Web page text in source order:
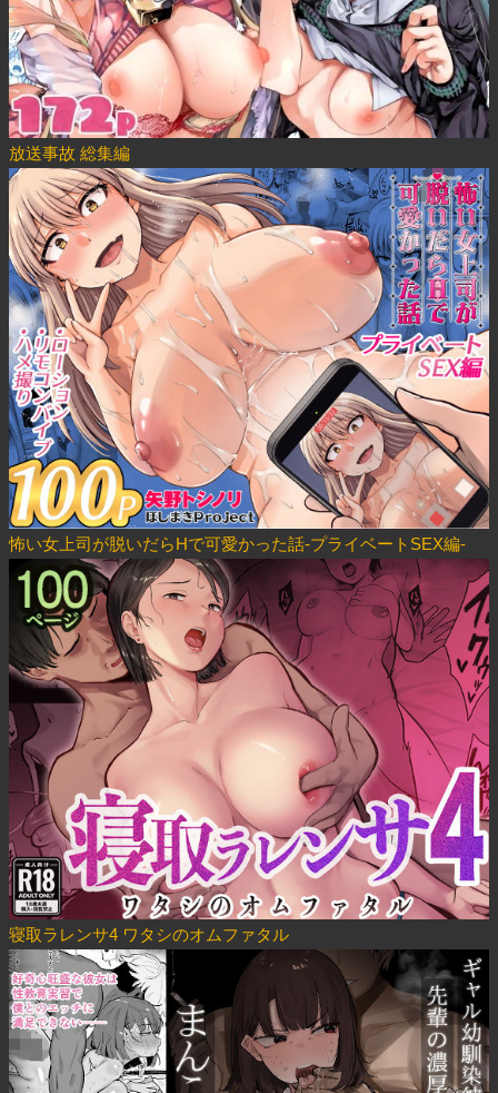
放送事故 総集編
怖い女上司が脱いだらHで可愛かった話-プライベートSEX編-
寝取ラレンサ4 ワタシのオムファタル